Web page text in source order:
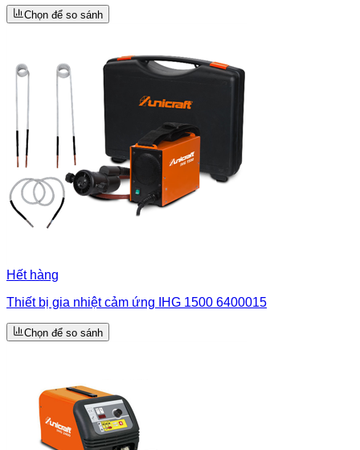
Chọn để so sánh
Hết hàng
Thiết bị gia nhiệt cảm ứng IHG 1500 6400015
Chọn để so sánh